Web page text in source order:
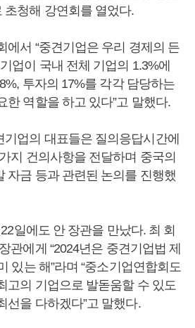
초청해 강연회를 열었다.
에서 “중견기업은 우리 경제의 든
업이 국내 전체 기업의 1.3%에
투자의 17%를 각각 담당하는
한 역할을 하고 있다”고 말했다.
업의 대표들은 질의응답시간에
지 건의사항을 전달하며 중국의
자금 등과 관련된 논의를 진행했
일에도 안 장관을 만났다. 최 회
관에게 “2024년은 중견기업법 제
있는 해”라며 “중소기업연합회도
고의 기업으로 발돋움할 수 있도
선을 다하겠다”고 말했다.